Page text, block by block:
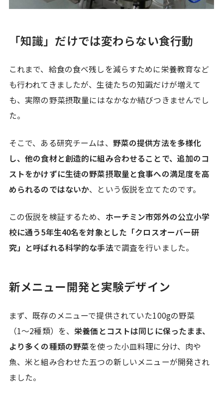
「知識」だけでは変わらない食行動
これまで、給食の食べ残しを減らすために栄養教育など
も行われてきましたが、生徒たちの知識だけが増えて
も、実際の野菜摂取量にはなかなか結びつきませんでし
た。
そこで、ある研究チームは、 野菜の提供方法を多様化
し、他の食材と創造的に組み合わせることで、追加のコ
ストをかけずに生徒の野菜摂取量と食事への満足度を高
められるのではないか、という仮説を立てたのです。
この仮説を検証するため、 ホーチミン市郊外の公立小学
校に通う5年生40名を対象とした「クロスオーバー研
究」と呼ばれる科学的な手法で調査を行いました。
新メニュー開発と実験デザイン
まず、既存のメニューで提供されていた100gの野菜
（1〜2種類）を、栄養価とコストは同じに保ったまま、
より多くの種類の野菜を使った小皿料理に分け、肉や
魚、米と組み合わせた五つの新しいメニューが開発され
ました。